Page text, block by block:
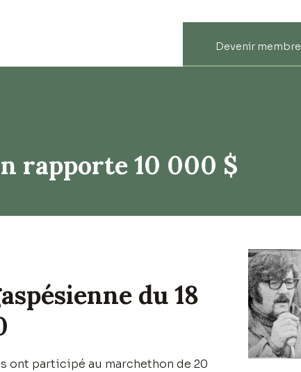
Devenir membre
rapporte 10 000 $
du 18
ont participé au marchethon de 20